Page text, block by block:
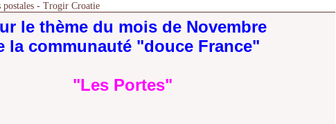
postales - Trogir Croatie
le thème du mois de Novembre
la communauté "douce France"
"Les Portes"